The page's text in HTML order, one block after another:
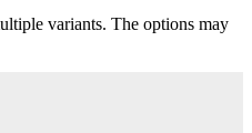
variants. The options may